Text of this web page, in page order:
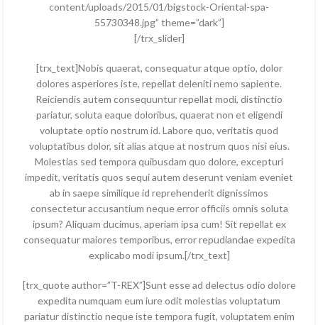
content/uploads/2015/01/bigstock-Oriental-spa-
55730348.jpg” theme=”dark”]
[/trx_slider]
[trx_text]Nobis quaerat, consequatur atque optio, dolor
dolores asperiores iste, repellat deleniti nemo sapiente.
Reiciendis autem consequuntur repellat modi, distinctio
pariatur, soluta eaque doloribus, quaerat non et eligendi
voluptate optio nostrum id. Labore quo, veritatis quod
voluptatibus dolor, sit alias atque at nostrum quos nisi eius.
Molestias sed tempora quibusdam quo dolore, excepturi
impedit, veritatis quos sequi autem deserunt veniam eveniet
ab in saepe similique id reprehenderit dignissimos
consectetur accusantium neque error officiis omnis soluta
ipsum? Aliquam ducimus, aperiam ipsa cum! Sit repellat ex
consequatur maiores temporibus, error repudiandae expedita
explicabo modi ipsum.[/trx_text]
[trx_quote author=”T-REX”]Sunt esse ad delectus odio dolore
expedita numquam eum iure odit molestias voluptatum
pariatur distinctio neque iste tempora fugit, voluptatem enim